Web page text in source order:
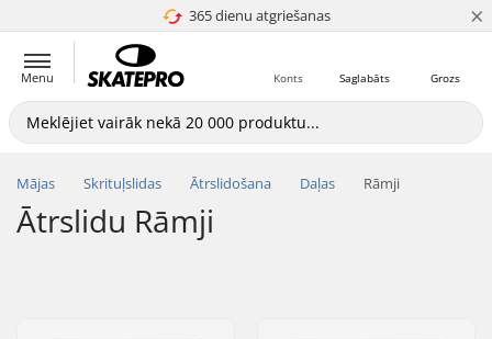
365 dienu atgriešanas
4.8 no 5 ×
Menu Grozs
Saglabāts
Konts
Mājas Skrituļslidas Ātrslidošana Daļas Rāmji
Ātrslidu Rāmji